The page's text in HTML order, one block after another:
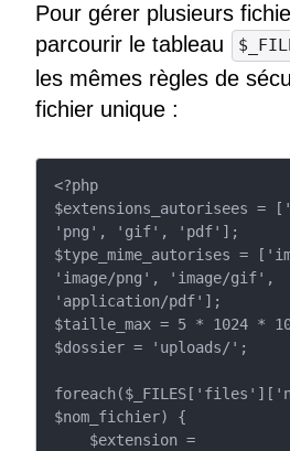
Pour gérer plusieurs
parcourir le tableau
les mêmes règles de
fichier unique :
<?php
$extensions_autorisees
'png', 'gif', 'pdf'];
$type_mime_autorises =
'image/png', 'image/gif',
'application/pdf'];
$taille_max = 5 * 1024 *
$dossier = 'uploads/';
$nom_fichier) {